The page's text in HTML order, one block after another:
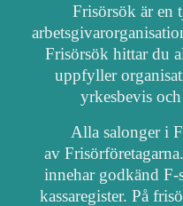
Frisörsök är en
Frisörsök hittar du
uppfyller
yrkesbevis
Alla salonger i
av
innehar godkänd F-
kassaregister. På